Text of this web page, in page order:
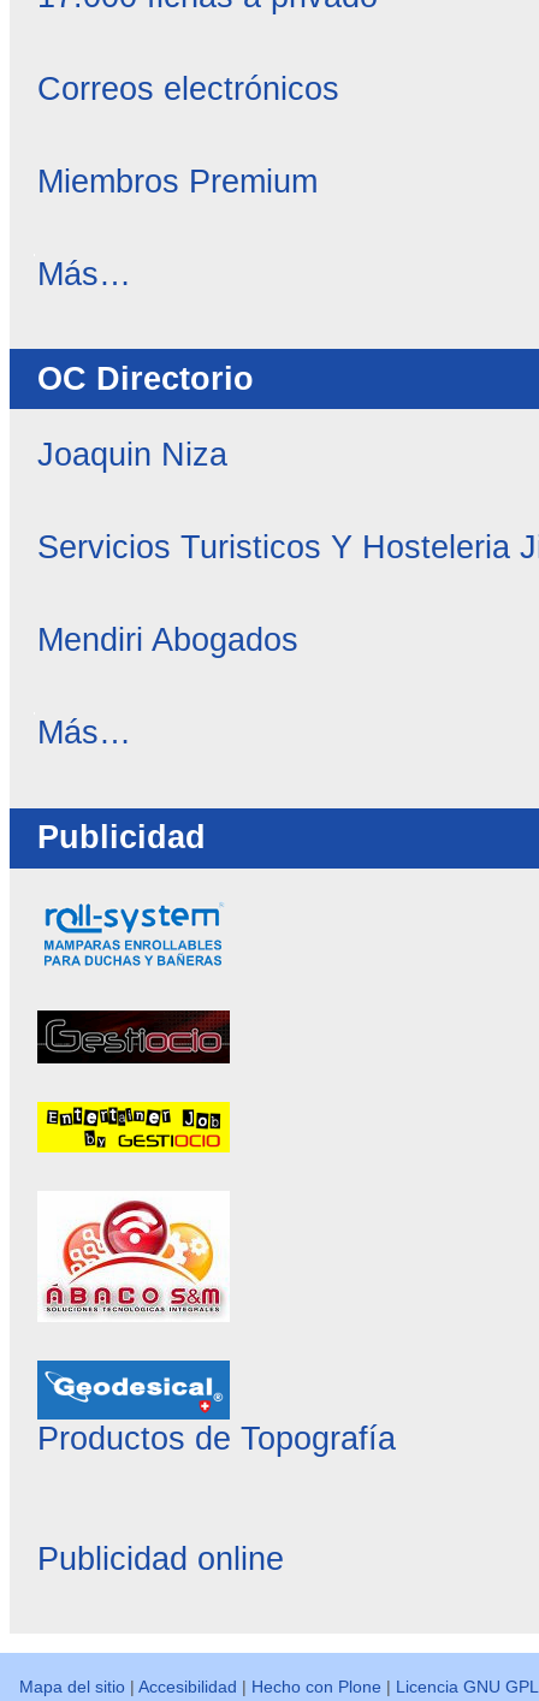
Correos electrónicos
Miembros Premium
OC
Más…
OC Directorio
Joaquin Niza
Servicios Turisticos Y Hosteleria
Mendiri Abogados
OC
Más…
Publicidad
Productos de Topografía
Publicidad online
Mapa del sitio |Accesibilidad | Hecho con Plone | Licencia GNU GPL